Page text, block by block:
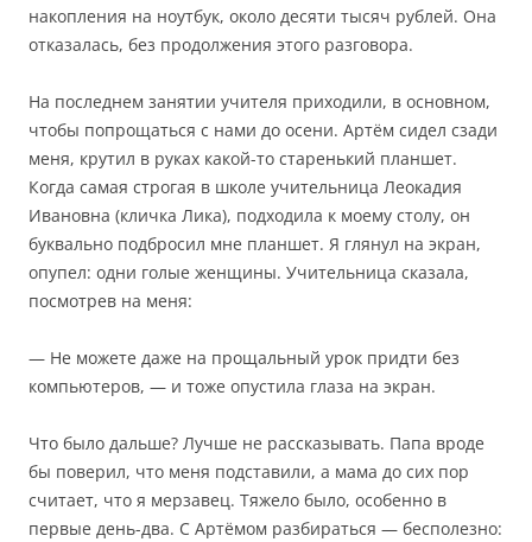
накопления на ноутбук, около десяти тысяч рублей. Она
отказалась, без продолжения этого разговора.
На последнем занятии учителя приходили, в основном,
чтобы попрощаться с нами до осени. Артём сидел сзади
меня, крутил в руках какой-то старенький планшет.
Когда самая строгая в школе учительница Леокадия
Ивановна (кличка Лика), подходила к моему столу, он
буквально подбросил мне планшет. Я глянул на экран,
опупел: одни голые женщины. Учительница сказала,
посмотрев на меня:
— Не можете даже на прощальный урок придти без
компьютеров, — и тоже опустила глаза на экран.
Что было дальше? Лучше не рассказывать. Папа вроде
бы поверил, что меня подставили, а мама до сих пор
считает, что я мерзавец. Тяжело было, особенно в
первые день-два. С Артёмом разбираться — бесполезно: